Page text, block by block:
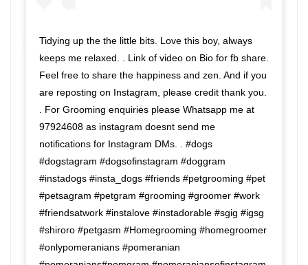
Tidying up the the little bits. Love this boy, always
keeps me relaxed. . Link of video on Bio for fb share.
Feel free to share the happiness and zen. And if you
are reposting on Instagram, please credit thank you.
. For Grooming enquiries please Whatsapp me at
97924608 as instagram doesnt send me
notifications for Instagram DMs. . #dogs
#dogstagram #dogsofinstagram #doggram
#instadogs #insta_dogs #friends #petgrooming #pet
#petsagram #petgram #grooming #groomer #work
#friendsatwork #instalove #instadorable #sgig #igsg
#shiroro #petgasm #Homegrooming #homegroomer
#onlypomeranians #pomeranian